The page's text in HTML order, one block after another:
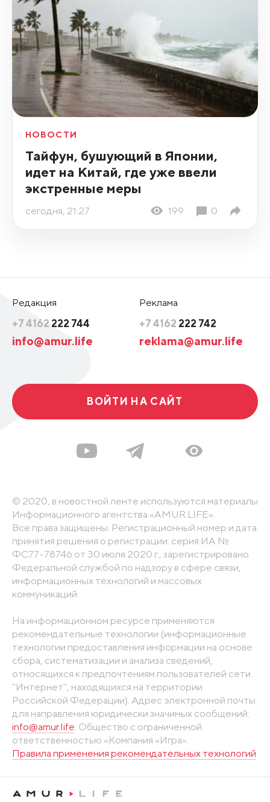
НОВОСТИ
Тайфун, бушующий в Японии,
идет на Китай, где уже ввели
экстренные меры
сегодня, 21:27 199 0
Редакция
+7 4162 222 744
info@amur.life
Реклама
+7 4162 222 742
reklama@amur.life
ВОЙТИ НА САЙТ
© 2020, в новостной ленте используются материалы
Информационного агентства «AMUR.LIFE».
Все права защищены. Регистрационный номер и дата
принятия решения о регистрации: серия ИА №
ФС77-78746 от 30 июля 2020 г., зарегистрировано
Федеральной службой по надзору в сфере связи,
информационных технологий и массовых
коммуникаций
На информационном ресурсе применяются
рекомендательные технологии (информационные
технологии предоставления информации на основе
сбора, систематизации и анализа сведений,
относящихся к предпочтениям пользователей сети
"Интернет", находящихся на территории
Российской Федерации). Адрес электронной почты
для направления юридически значимых сообщений:
info@amur.life. Общество с ограниченной
ответственностью «Компания «Игра».
Правила применения рекомендательных технологий